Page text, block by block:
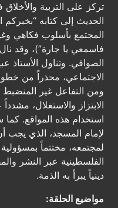
تركز على التربية
الحديث إلى كتابه “بخبركم
المجتمع بأسلوب فكاهي
فاسمعي يا جارة”)، وقد
الصوافي. وتناول الأستاذ
الاجتماعي، محذراً من
ومن التفاعل غير
الابتزاز والاستغلال،
استخدام هذه المواقع.
لإمام المسجد، الذي يجب
لمجتمعه، مختتماً
الفلسطينية عبر النشر
دينياً يبرأ به الذمة.
مواضيع الحلقة: